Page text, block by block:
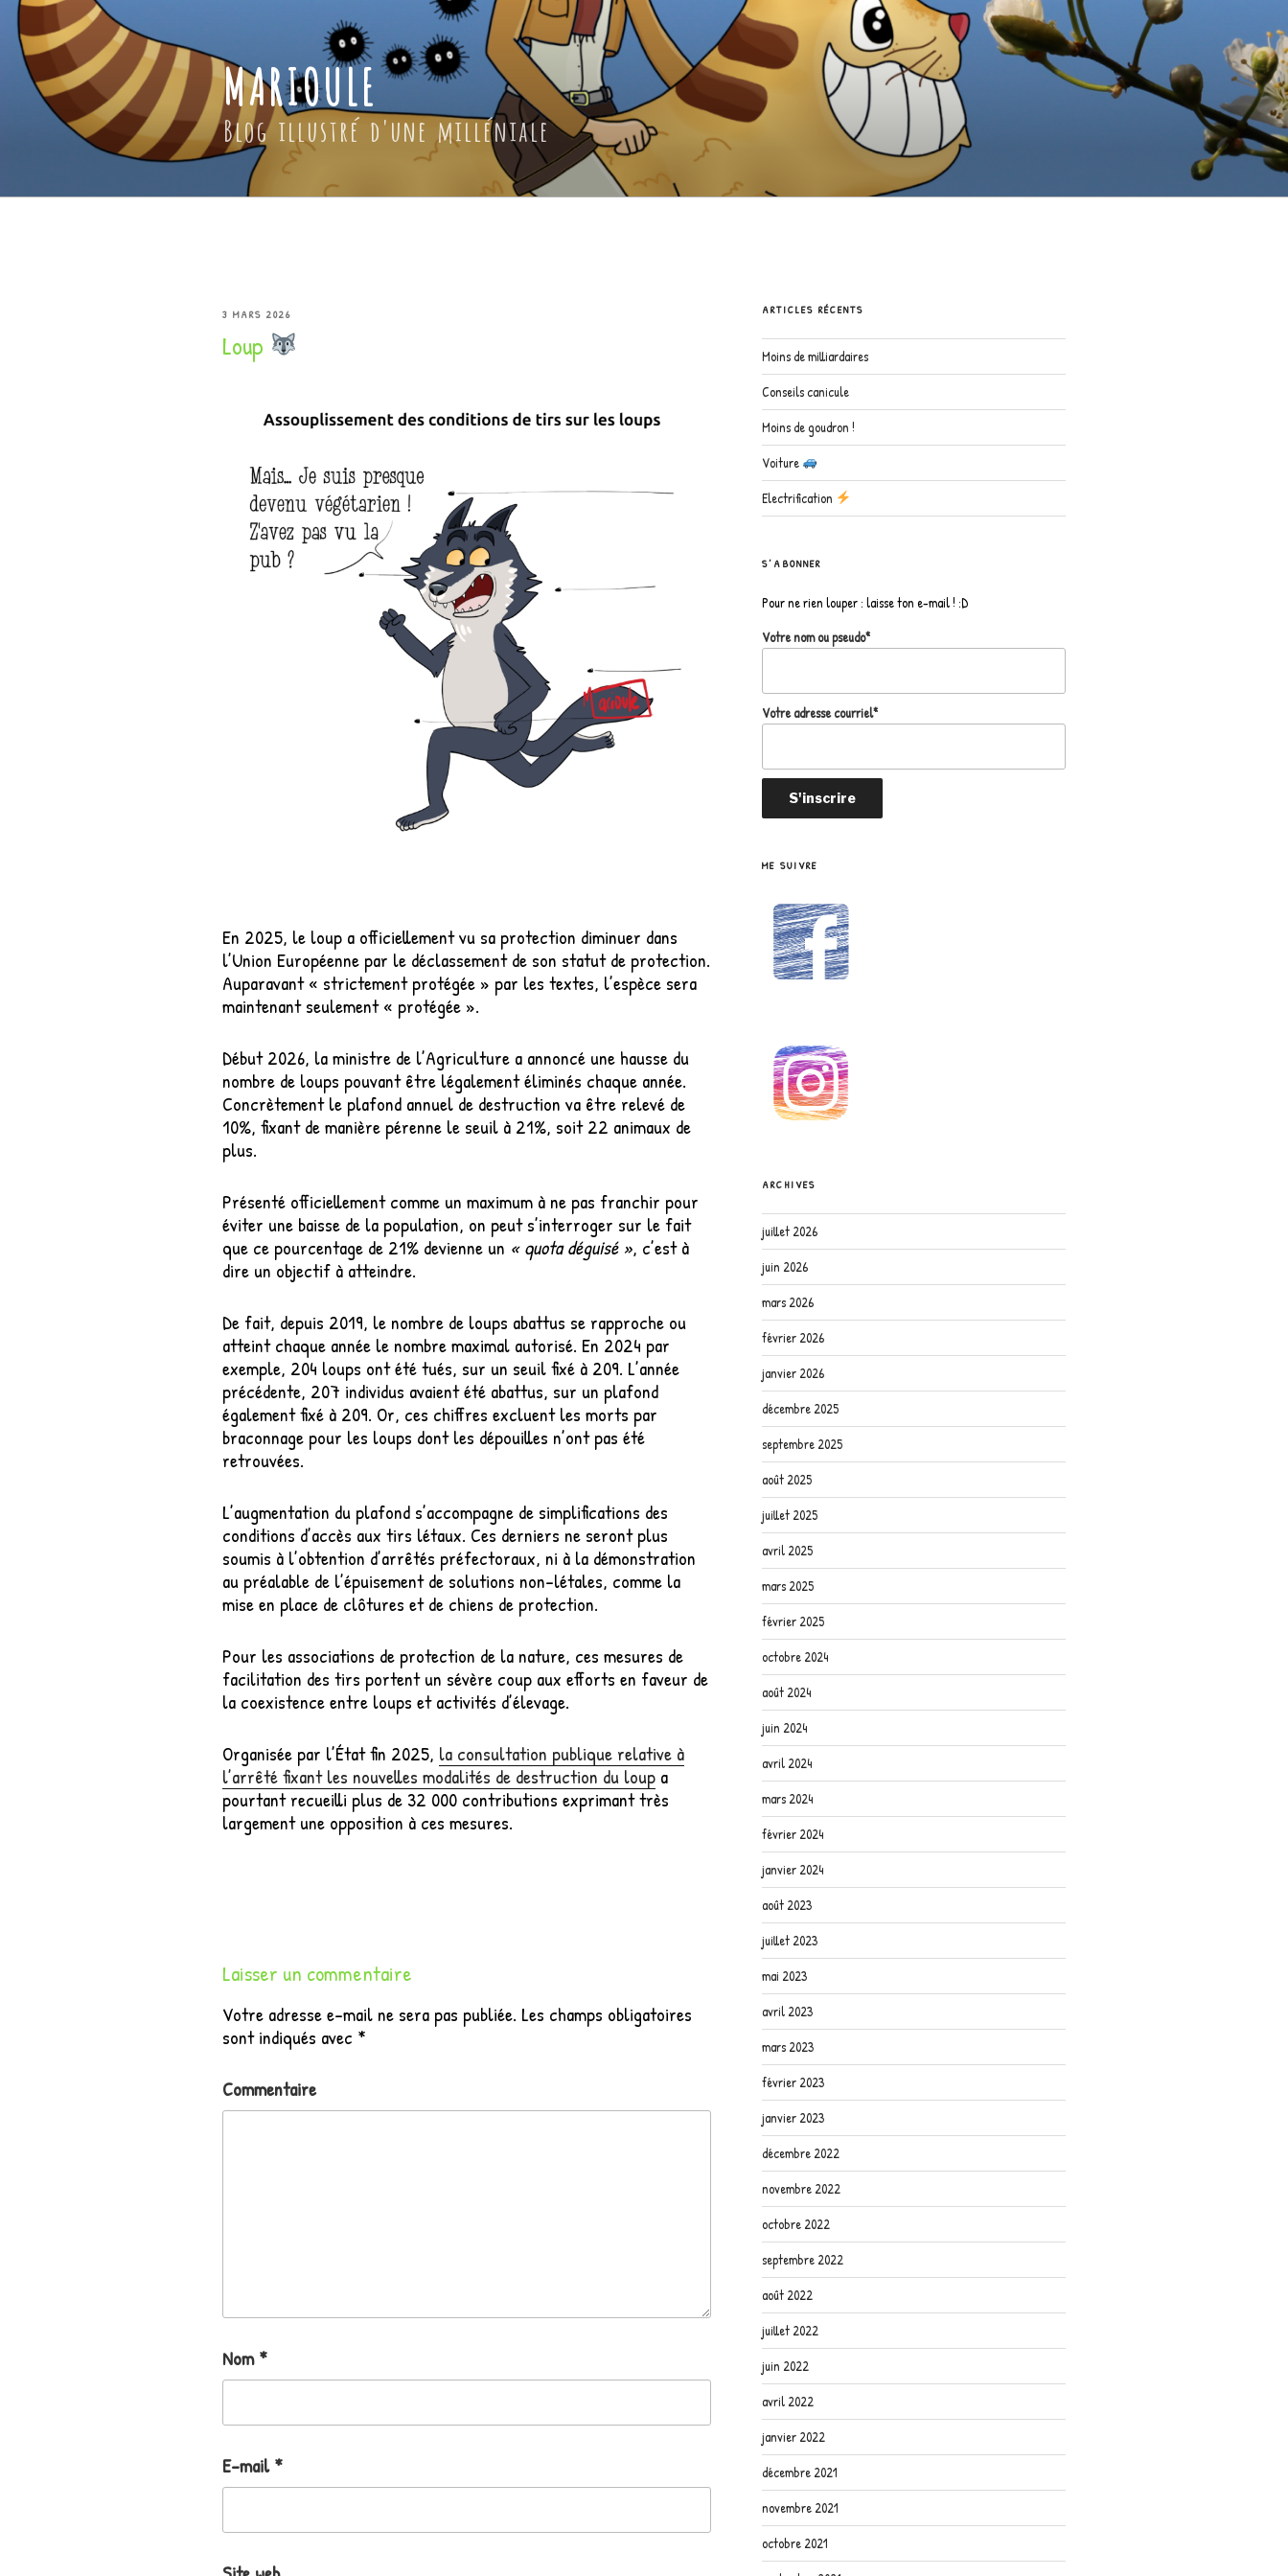
Aller
contenu
principal
MARIOULE
Blog illustré d'une milléniale
PUBLIÉ
LE
3 MARS 2026
Loup
En 2025, le loup a officiellement vu sa protection diminuer dans
l’Union Européenne par le déclassement de son statut de protection.
Auparavant « strictement protégée » par les textes, l’espèce sera
maintenant seulement « protégée ».
Début 2026, la ministre de l’Agriculture a annoncé une hausse du
nombre de loups pouvant être légalement éliminés chaque année.
Concrètement le plafond annuel de destruction va être relevé de
10%, fixant de manière pérenne le seuil à 21%, soit 22 animaux de
plus.
Présenté officiellement comme un maximum à ne pas franchir pour
éviter une baisse de la population, on peut s’interroger sur le fait
que ce pourcentage de 21% devienne un « quota déguisé », c’est à
dire un objectif à atteindre.
De fait, depuis 2019, le nombre de loups abattus se rapproche ou
atteint chaque année le nombre maximal autorisé. En 2024 par
exemple, 204 loups ont été tués, sur un seuil fixé à 209. L’année
précédente, 207 individus avaient été abattus, sur un plafond
également fixé à 209. Or, ces chiffres excluent les morts par
braconnage pour les loups dont les dépouilles n’ont pas été
retrouvées.
L’augmentation du plafond s’accompagne de simplifications des
conditions d’accès aux tirs létaux. Ces derniers ne seront plus
soumis à l’obtention d’arrêtés préfectoraux, ni à la démonstration
au préalable de l’épuisement de solutions non-létales, comme la
mise en place de clôtures et de chiens de protection.
Pour les associations de protection de la nature, ces mesures de
facilitation des tirs portent un sévère coup aux efforts en faveur de
la coexistence entre loups et activités d’élevage.
Organisée par l’État fin 2025, la consultation publique relative à
l’arrêté fixant les nouvelles modalités de destruction du loup a
pourtant recueilli plus de 32 000 contributions exprimant très
largement une opposition à ces mesures.
Laisser un commentaire
Votre adresse e-mail ne sera pas publiée. Les champs obligatoires
sont indiqués avec *
Commentaire
Nom*
E-mail*
ARTICLES RÉCENTS
Moins de milliardaires
Conseils canicule
Moins de goudron !
Voiture
Electrification
S’ABONNER
Pour ne rien louper : laisse ton e-mail ! :D
Votre nom ou pseudo*
Votre adresse courriel*
ME SUIVRE
ARCHIVES
juillet 2026
juin 2026
mars 2026
février 2026
janvier 2026
décembre 2025
septembre 2025
août 2025
juillet 2025
avril 2025
mars 2025
février 2025
octobre 2024
août 2024
juin 2024
avril 2024
mars 2024
février 2024
janvier 2024
août 2023
juillet 2023
mai 2023
avril 2023
mars 2023
février 2023
janvier 2023
décembre 2022
novembre 2022
octobre 2022
septembre 2022
août 2022
juillet 2022
juin 2022
avril 2022
janvier 2022
décembre 2021
novembre 2021
octobre 2021